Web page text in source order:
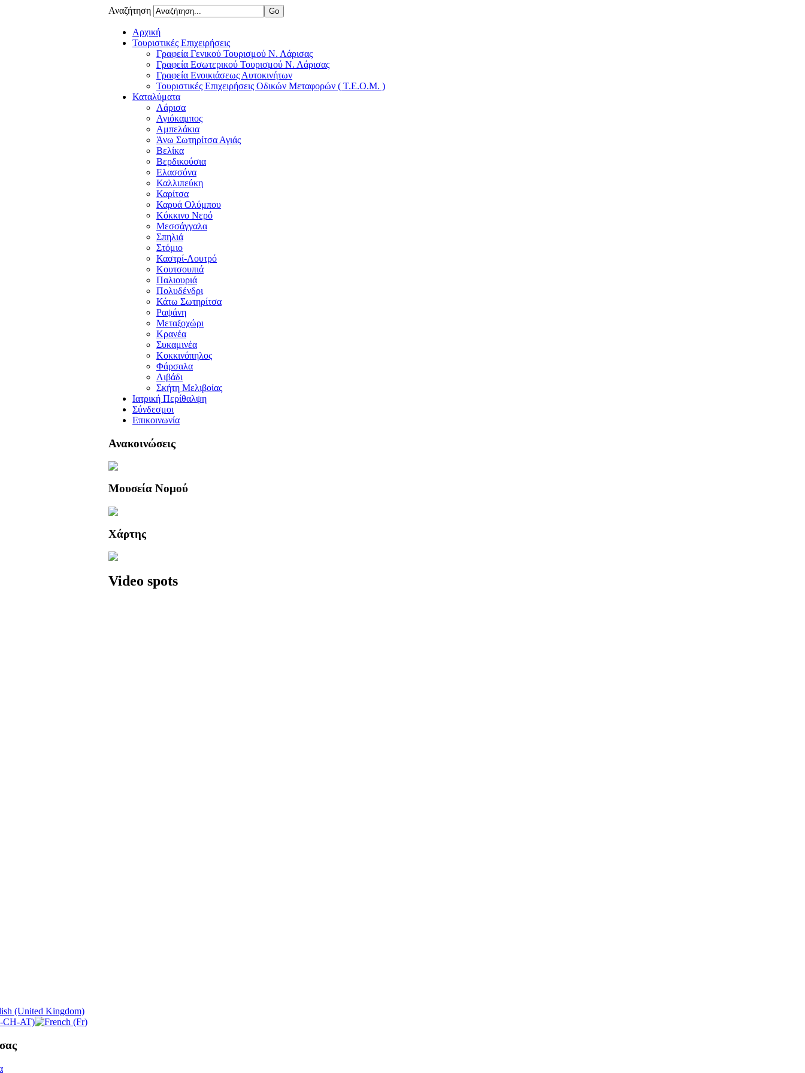
Αναζήτηση
Αρχική
Τουριστικές Επιχειρήσεις
Γραφεία Γενικού Τουρισμού Ν. Λάρισας
Γραφεία Εσωτερικού Τουρισμού Ν. Λάρισας
Γραφεία Ενοικιάσεως Αυτοκινήτων
Τουριστικές Επιχειρήσεις Οδικών Μεταφορών ( Τ.Ε.Ο.Μ. )
Καταλύματα
Λάρισα
Αγιόκαμπος
Αμπελάκια
Άνω Σωτηρίτσα Αγιάς
Βελίκα
Βερδικούσια
Ελασσόνα
Καλλιπεύκη
Καρίτσα
Καρυά Ολύμπου
Κόκκινο Νερό
Μεσσάγγαλα
Σπηλιά
Στόμιο
Καστρί-Λουτρό
Κουτσουπιά
Παλιουριά
Πολυδένδρι
Κάτω Σωτηρίτσα
Ραψάνη
Μεταξοχώρι
Κρανέα
Συκαμινέα
Κοκκινόπηλος
Φάρσαλα
Λιβάδι
Σκήτη Μελιβοίας
Ιατρική Περίθαλψη
Σύνδεσμοι
Επικοινωνία
Ανακοινώσεις
Μουσεία Νομού
Χάρτης
Video spots